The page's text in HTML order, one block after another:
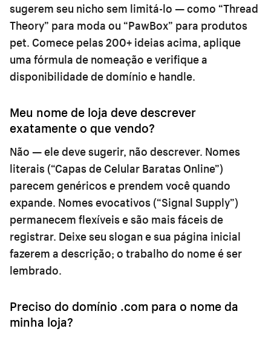
sugerem seu nicho sem limitá-lo — como “Thread
Theory” para moda ou “PawBox” para produtos
pet. Comece pelas 200+ ideias acima, aplique
uma fórmula de nomeação e verifique a
disponibilidade de domínio e handle.
Meu nome de loja deve descrever
exatamente o que vendo?
Não — ele deve sugerir, não descrever. Nomes
literais (“Capas de Celular Baratas Online”)
parecem genéricos e prendem você quando
expande. Nomes evocativos (“Signal Supply”)
permanecem flexíveis e são mais fáceis de
registrar. Deixe seu slogan e sua página inicial
fazerem a descrição; o trabalho do nome é ser
lembrado.
Preciso do domínio .com para o nome da
minha loja?